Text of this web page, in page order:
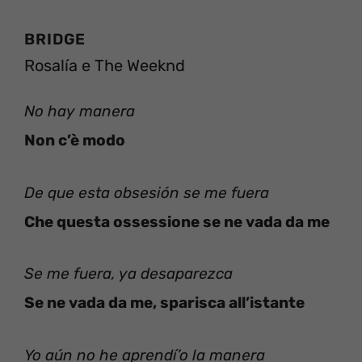
BRIDGE
Rosalía e The Weeknd
No hay manera
Non c’è modo
De que esta obsesión se me fuera
Che questa ossessione se ne vada da me
Se me fuera, ya desaparezca
Se ne vada da me, sparisca all’istante
Yo aún no he aprendí’o la manera